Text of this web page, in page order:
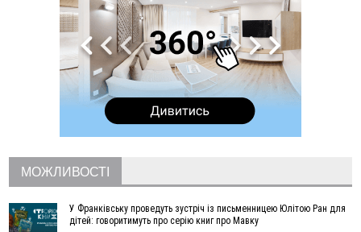
На Каскаді замість веж планують зробити сквер з
дитмайданчиком
На Верховинщині під час пожежі будинку травмувалась
жінка
35 цимбалістів на Говерлі встановили Рекорд
На Прикарпатті за пів року трапилось понад 100 ДТП через
нетверезих водіїв
08:08
рф масовано атакувала Київ та область: 14 загиблих,
десятки постраждалих і пожежі (фото, відео)
04 Серпня
19:49
«Коли я обернувся, ворог уже був у нашій траншеї»:
МОЖЛИВОСТІ
У Франківську проведуть зустріч із письменницею Юлітою Ран для
дітей: говоритимуть про серію книг про Мавку